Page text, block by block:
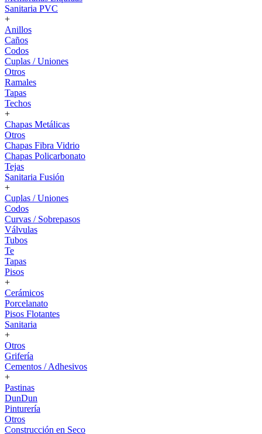
Sanitaria PVC
+
Anillos
Caños
Codos
Cuplas / Uniones
Otros
Ramales
Tapas
Techos
+
Chapas Metálicas
Otros
Chapas Fibra Vidrio
Chapas Policarbonato
Tejas
Sanitaria Fusión
+
Cuplas / Uniones
Codos
Curvas / Sobrepasos
Válvulas
Tubos
Te
Tapas
Pisos
+
Cerámicos
Porcelanato
Pisos Flotantes
Sanitaria
+
Otros
Grifería
Cementos / Adhesivos
+
Pastinas
DunDun
Pinturería
Otros
Construcción en Seco